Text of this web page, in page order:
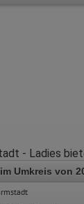
- Ladies
Umkreis von